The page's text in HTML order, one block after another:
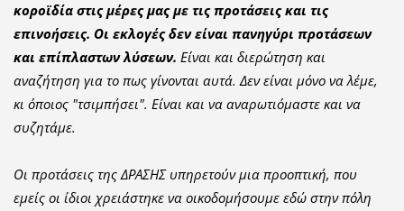
κοροϊδία στις μέρες μας με τις προτάσεις και τις
επινοήσεις. Οι εκλογές δεν είναι πανηγύρι προτάσεων
και επίπλαστων λύσεων. Είναι και διερώτηση και
αναζήτηση για το πως γίνονται αυτά. Δεν είναι μόνο να λέμε,
κι όποιος "τσιμπήσει". Είναι και να αναρωτιόμαστε και να
συζητάμε.
Οι προτάσεις της ΔΡΑΣΗΣ υπηρετούν μια προοπτική, που
εμείς οι ίδιοι χρειάστηκε να οικοδομήσουμε εδώ στην πόλη